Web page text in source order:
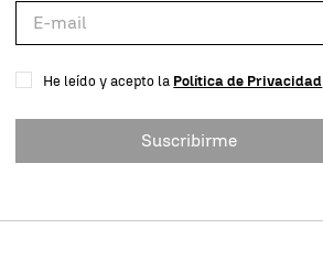
He leído y acepto la Política de Privacidad
Suscribirme